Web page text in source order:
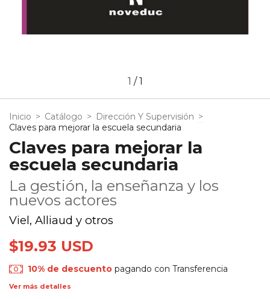
1 /1
Inicio > Catálogo > Dirección Y Supervisión >
Claves para mejorar la escuela secundaria
Claves para mejorar la
escuela secundaria
La gestión, la enseñanza y los
nuevos actores
Viel, Alliaud y otros
$19.93 USD
10% de descuento pagando con Transferencia
Ver más detalles